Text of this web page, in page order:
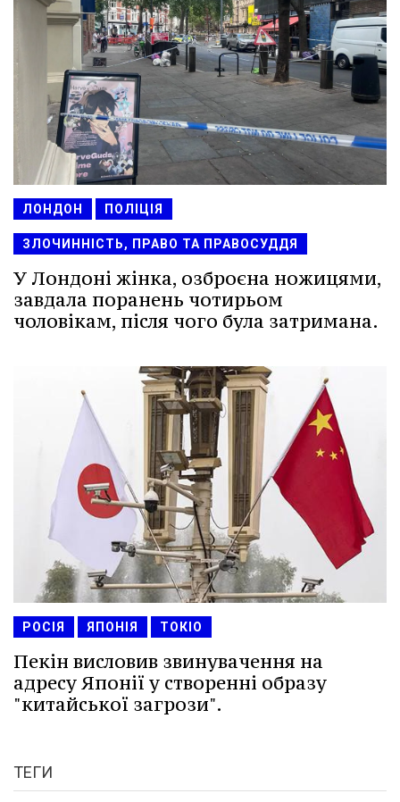
ЛОНДОН ПОЛІЦІЯ
ЗЛОЧИННІСТЬ, ПРАВО ТА ПРАВОСУДДЯ
У Лондоні жінка, озброєна ножицями,
завдала поранень чотирьом
чоловікам, після чого була затримана.
РОСІЯ ЯПОНІЯ ТОКІО
Пекін висловив звинувачення на
адресу Японії у створенні образу
"китайської загрози".
ТЕГИ